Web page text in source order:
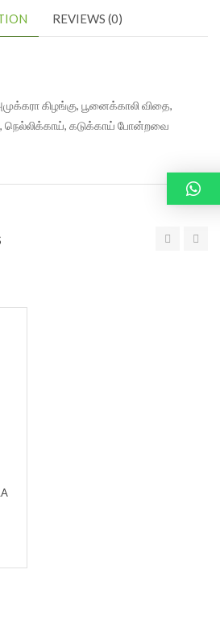
REVIEWS (0)
கிழங்கு, பூனைக்காலி விதை,
நெல்லிக்காய், கடுக்காய் போன்றவை